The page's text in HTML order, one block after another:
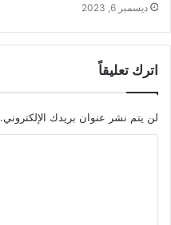
ديسمبر 6, 2023
اترك تعليقاً
لن يتم نشر عنوان بريدك الإلكتروني.